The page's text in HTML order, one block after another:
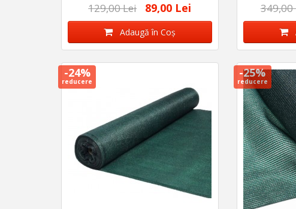
129,00 Lei 89,00 Lei
Adaugă în Coş
349,00
-24%
reducere
-25%
reducere